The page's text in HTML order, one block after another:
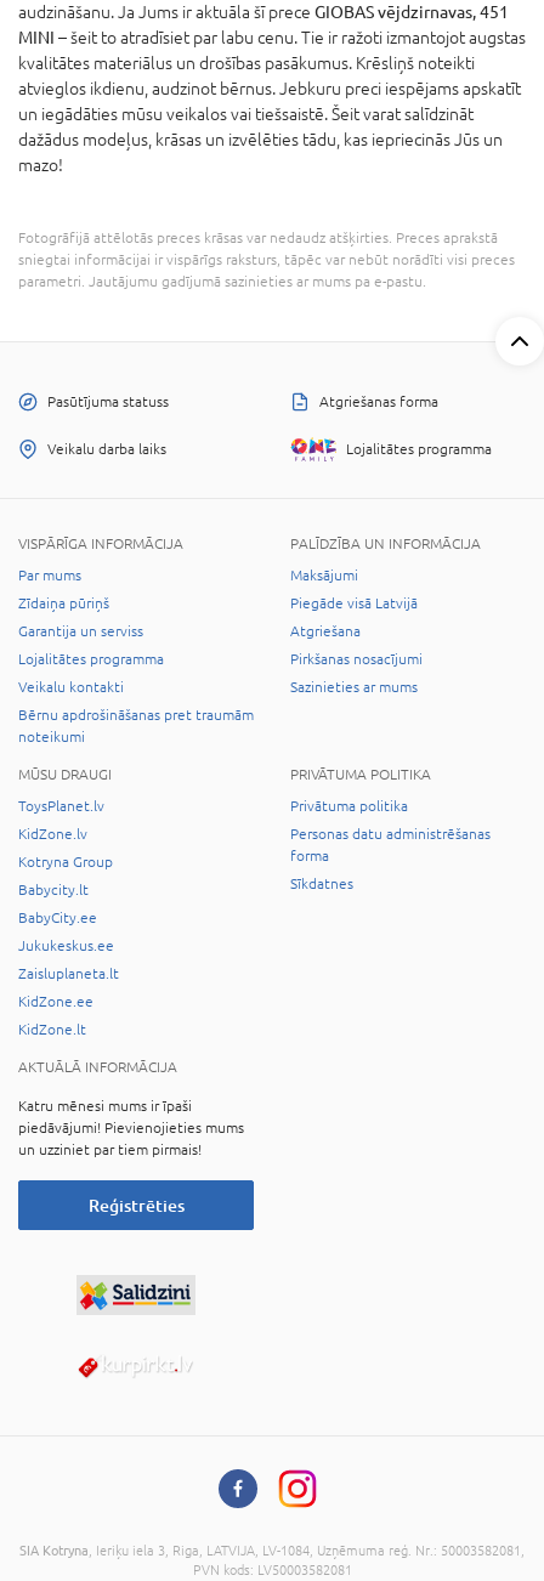
audzināšanu. Ja Jums ir aktuāla šī prece GIOBAS vējdzirnavas, 451
MINI – šeit to atradīsiet par labu cenu. Tie ir ražoti izmantojot augstas
kvalitātes materiālus un drošības pasākumus. Krēsliņš noteikti
atvieglos ikdienu, audzinot bērnus. Jebkuru preci iespējams apskatīt
un iegādāties mūsu veikalos vai tiešsaistē. Šeit varat salīdzināt
dažādus modeļus, krāsas un izvēlēties tādu, kas iepriecinās Jūs un
mazo!
Fotogrāfijā attēlotās preces krāsas var nedaudz atšķirties. Preces aprakstā
sniegtai informācijai ir vispārīgs raksturs, tāpēc var nebūt norādīti visi preces
parametri. Jautājumu gadījumā sazinieties ar mums pa e-pastu.
Pasūtījuma statuss Atgriešanas forma
Veikalu darba laiks Lojalitātes programma
VISPĀRĪGA INFORMĀCIJA
Par mums
Zīdaiņa pūriņš
Garantija un serviss
Lojalitātes programma
Veikalu kontakti
Bērnu apdrošināšanas pret traumām
noteikumi
PALĪDZĪBA UN INFORMĀCIJA
Maksājumi
Piegāde visā Latvijā
Atgriešana
Pirkšanas nosacījumi
Sazinieties ar mums
MŪSU DRAUGI
ToysPlanet.lv
KidZone.lv
Kotryna Group
Babycity.lt
BabyCity.ee
Jukukeskus.ee
Zaisluplaneta.lt
KidZone.ee
KidZone.lt
PRIVĀTUMA POLITIKA
Privātuma politika
Personas datu administrēšanas
forma
Sīkdatnes
AKTUĀLĀ INFORMĀCIJA
Katru mēnesi mums ir īpaši
piedāvājumi! Pievienojieties mums
un uzziniet par tiem pirmais!
Reģistrēties
SIA Kotryna , Ieriķu iela 3, Riga, LATVIJA, LV-1084, Uzņēmuma reģ. Nr.: 50003582081,
PVN kods: LV50003582081